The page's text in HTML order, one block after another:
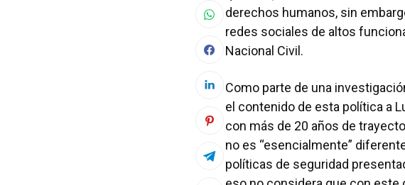
derechos humanos, sin
redes sociales de altos
Nacional Civil.
Como parte de una
el contenido de esta política a
con más de 20 años de
no es “esencialmente”
políticas de seguridad